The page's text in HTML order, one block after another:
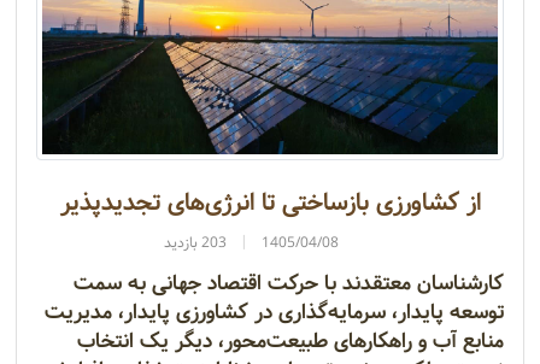
از کشاورزی بازساختی تا انرژی‌های تجدیدپذیر
1405/04/08 203 بازدید
کارشناسان معتقدند با حرکت اقتصاد جهانی به سمت
توسعه پایدار، سرمایه‌گذاری در کشاورزی پایدار، مدیریت
منابع آب و راهکارهای طبیعت‌محور، دیگر یک انتخاب